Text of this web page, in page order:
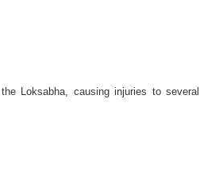
Loksabha, causing injuries to several